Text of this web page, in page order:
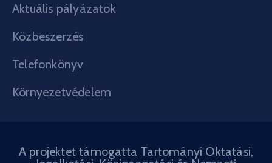
Aktuális pályázatok
Közbeszerzés
Telefonkönyv
Környezetvédelem
A projektet támogatta Tartományi Oktatási,